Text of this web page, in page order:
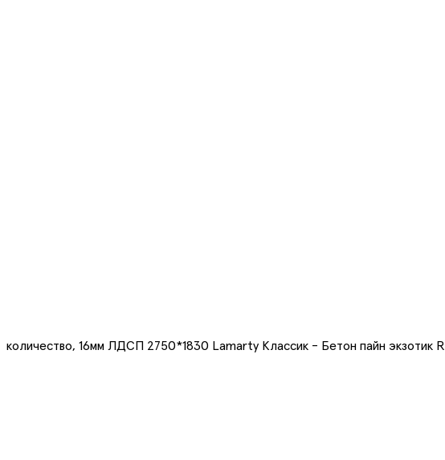
количество, 16мм ЛДСП 2750*1830 Lamarty Классик - Бетон пайн экзотик R